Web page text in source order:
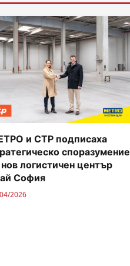
и CTP подписаха
споразумение
нов логистичен център
София
2026